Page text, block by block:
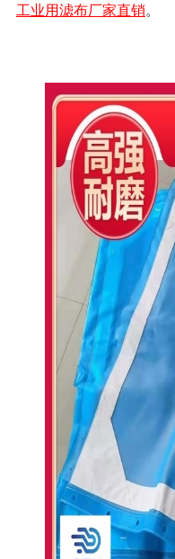
工业用滤布厂家直销。